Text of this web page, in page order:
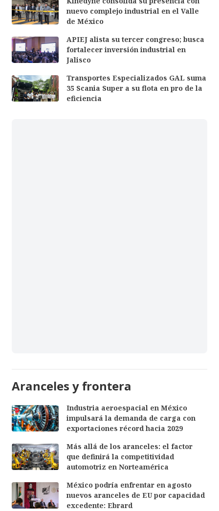
nuevo complejo industrial en el Valle
de México
APIEJ alista su tercer congreso; busca
fortalecer inversión industrial en
Jalisco
Transportes Especializados GAL suma
35 Scania Super a su flota en pro de la
eficiencia
Aranceles y frontera
Industria aeroespacial en México
impulsará la demanda de carga con
exportaciones récord hacia 2029
Más allá de los aranceles: el factor
que definirá la competitividad
automotriz en Norteamérica
México podría enfrentar en agosto
nuevos aranceles de EU por capacidad
excedente: Ebrard